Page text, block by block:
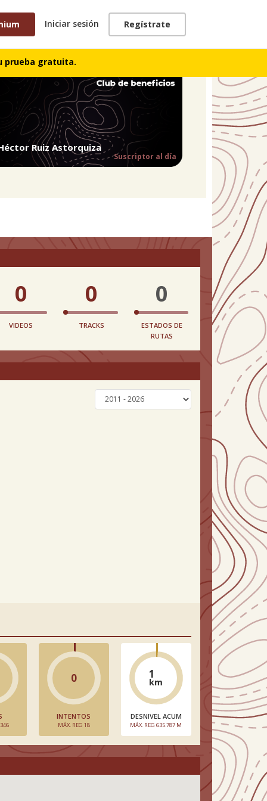
Iniciar sesión Regístrate
prueba gratuita.
Ruiz Astorquiza
Suscriptor al día
0
VIDEOS
0
TRACKS
0
ESTADOS DE
RUTAS
0
INTENTOS
MÁX. REG 18
1
km
DESNIVEL ACUM
MÁX. REG 635.787 M